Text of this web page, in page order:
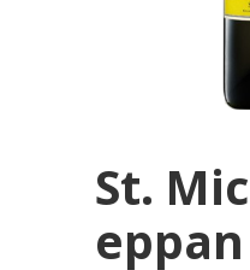
St.
eppan